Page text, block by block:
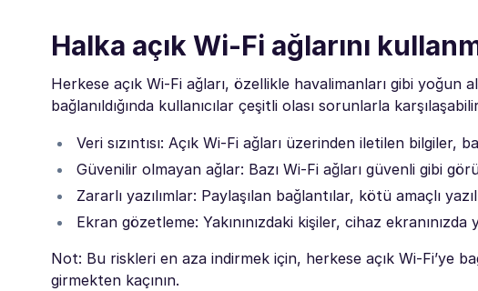
Halka açık Wi-Fi ağlarını
Herkese açık Wi-Fi ağları, özellikle havalimanları gibi
bağlanıldığında kullanıcılar çeşitli olası sorunlarla
Veri sızıntısı: Açık Wi-Fi ağları üzerinden iletilen bilgiler,
Güvenilir olmayan ağlar: Bazı Wi-Fi ağları güvenli gibi
Zararlı yazılımlar: Paylaşılan bağlantılar, kötü amaçlı
Ekran gözetleme: Yakınınızdaki kişiler, cihaz
Not: Bu riskleri en aza indirmek için, herkese açık Wi-Fi’ye
girmekten kaçının.